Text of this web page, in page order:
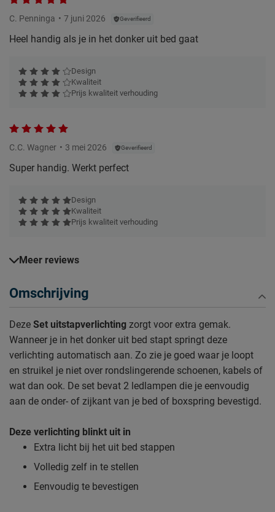
C. Penninga 7 juni 2026 Geverifieerd
Heel handig als je in het donker uit bed gaat
Design
Kwaliteit
Prijs kwaliteit verhouding
C.C. Wagner 3 mei 2026 Geverifieerd
Super handig. Werkt perfect
Design
Kwaliteit
Prijs kwaliteit verhouding
Meer reviews
Omschrijving
Deze Set uitstapverlichting zorgt voor extra gemak.
Wanneer je in het donker uit bed stapt springt deze
verlichting automatisch aan. Zo zie je goed waar je loopt
en struikel je niet over rondslingerende schoenen, kabels of
wat dan ook. De set bevat 2 ledlampen die je eenvoudig
aan de onder- of zijkant van je bed of boxspring bevestigd.
Deze verlichting blinkt uit in
Extra licht bij het uit bed stappen
Volledig zelf in te stellen
Eenvoudig te bevestigen